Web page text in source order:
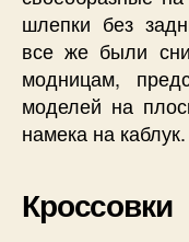
шлепки без
все же были
модницам,
моделей на
намека на каблук.
Кроссовки